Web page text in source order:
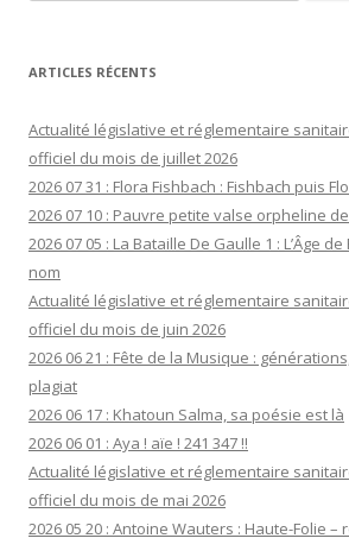
ARTICLES RÉCENTS
Actualité législative et réglementaire
officiel du mois de juillet 2026
2026 07 31 : Flora Fishbach : Fishbach puis
2026 07 10 : Pauvre petite valse orpheline
2026 07 05 : La Bataille De Gaulle 1 : L’Âge de
nom
Actualité législative et réglementaire
officiel du mois de juin 2026
2026 06 21 : Fête de la Musique :
plagiat
2026 06 17 : Khatoun Salma, sa poésie est là
2026 06 01 : Aya ! aïe ! 241 347 !!
Actualité législative et réglementaire
officiel du mois de mai 2026
2026 05 20 : Antoine Wauters : Haute-Folie –